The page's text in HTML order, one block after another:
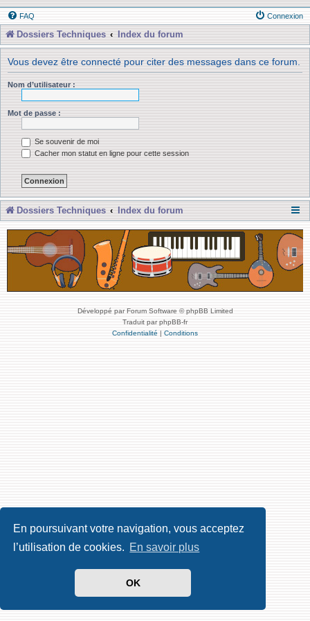
En poursuivant votre navigation, vous acceptez
l’utilisation de cookies. En savoir plus
OK
FAQ Connexion
Dossiers Techniques Index du forum
Vous devez être connecté pour citer des messages dans ce forum.
Nom d’utilisateur :
Mot de passe :
Se souvenir de moi
Cacher mon statut en ligne pour cette session
Dossiers Techniques Index du forum
Développé par Forum Software © phpBB Limited
Traduit par phpBB-fr
Confidentialité | Conditions